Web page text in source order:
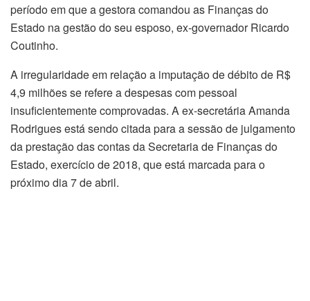
período em que a gestora comandou as Finanças do
Estado na gestão do seu esposo, ex-governador Ricardo
Coutinho.
A irregularidade em relação a imputação de débito de R$
4,9 milhões se refere a despesas com pessoal
insuficientemente comprovadas. A ex-secretária Amanda
Rodrigues está sendo citada para a sessão de julgamento
da prestação das contas da Secretaria de Finanças do
Estado, exercício de 2018, que está marcada para o
próximo dia 7 de abril.